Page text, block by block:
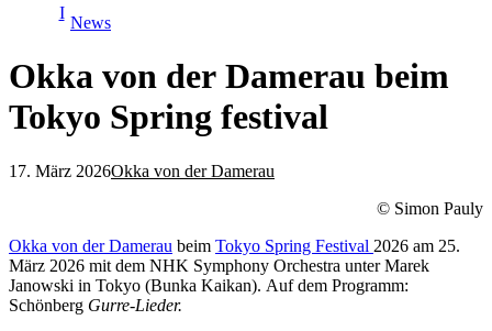
News
Okka von der Damerau beim
Tokyo Spring festival
17. März 2026Okka von der Damerau
© Simon Pauly
Okka von der Damerau beim Tokyo Spring Festival 2026 am 25.
März 2026 mit dem NHK Symphony Orchestra unter Marek
Janowski in Tokyo (Bunka Kaikan). Auf dem Programm:
Schönberg Gurre-Lieder.